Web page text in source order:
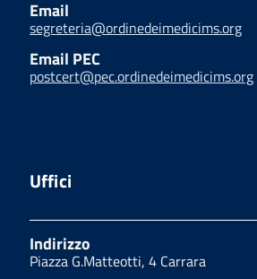
Email
segreteria@ordinedeimedicims.org
Email PEC
postcert@pec.ordinedeimedicims.org
Uffici
Indirizzo
Piazza G.Matteotti, 4 Carrara